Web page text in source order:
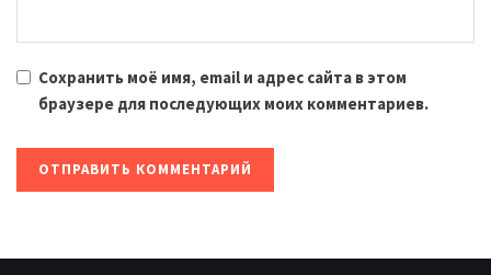
Сохранить моё имя, email и адрес сайта в этом
браузере для последующих моих комментариев.